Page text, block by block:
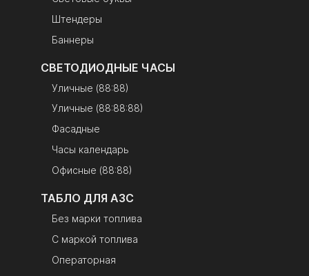
Штендеры
Баннеры
СВЕТОДИОДНЫЕ ЧАСЫ
Уличные (88:88)
Уличные (88:88:88)
Фасадные
Часы календарь
Офисные (88:88)
ТАБЛО ДЛЯ АЗС
Без марки топлива
С маркой топлива
Операторная